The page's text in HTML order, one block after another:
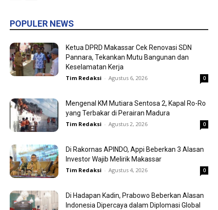
POPULER NEWS
Ketua DPRD Makassar Cek Renovasi SDN
Pannara, Tekankan Mutu Bangunan dan
Keselamatan Kerja
Tim Redaksi - Agustus 6, 2026 0
Mengenal KM Mutiara Sentosa 2, Kapal Ro-Ro
yang Terbakar di Perairan Madura
Tim Redaksi - Agustus 2, 2026 0
Di Rakornas APINDO, Appi Beberkan 3 Alasan
Investor Wajib Melirik Makassar
Tim Redaksi - Agustus 4, 2026 0
Di Hadapan Kadin, Prabowo Beberkan Alasan
Indonesia Dipercaya dalam Diplomasi Global